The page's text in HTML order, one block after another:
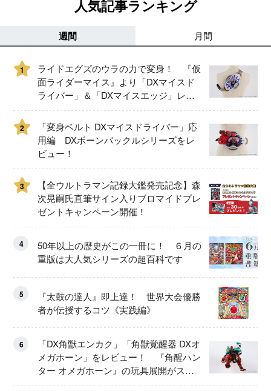
人気記事ランキング
週間 月間
1
ライドエグズのウラの力で変身！ 『仮
面ライダーマイス』より「DXマイスド
ライバー」＆「DXマイスエッジ」レビ
ュー！
2
「変身ベルト DXマイスドライバー」応
用編 DXボーンバックルシリーズをレ
ビュー！
3
【全ウルトラマン記録大鑑発売記念】森
次晃嗣氏直筆サイン入りブロマイドプレ
ゼントキャンペーン開催！
4
50年以上の歴史がこの一冊に！ ６月の
重版は大人気シリーズの超百科です
5
『太鼓の達人』即上達！ 世界大会優勝
者が伝授するコツ《実践編》
6
「DX角獣エンカク」「角獣覚醒器 DXオ
メガホーン」をレビュー！ 『角醒ハン
ター オメガホーン』の玩具展開がスタ
ート！